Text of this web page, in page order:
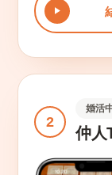
2
婚活
仲人